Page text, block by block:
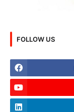
FOLLOW US